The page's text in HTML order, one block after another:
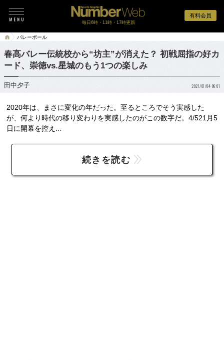
有料会員
毎日6時・11時・17時更新
バレーボール
春高バレー伝統校から“坊主”が消えた？ 初戦屈指の好カ
ード、崇徳vs.星城のもう1つの楽しみ
田中夕子 2021/01/04 06:01
2020年は、まさに変化の年だった。至るところでそう実感した
が、何より時代の移り変わりを実感したのがこの数字だ。4/521月5
日に開幕を控え...
続きを読む